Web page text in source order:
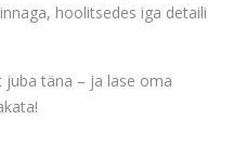
hoolitsedes iga detaili
juba täna – ja lase oma